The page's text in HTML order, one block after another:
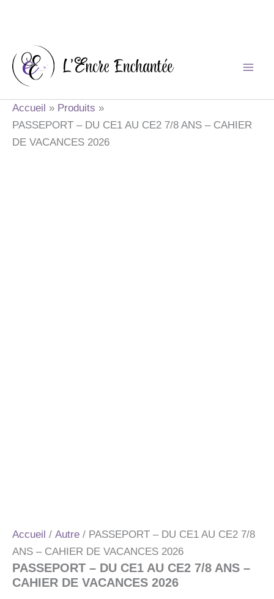
contenu
Accueil
Produits
PASSEPORT – DU CE1 AU CE2 7/8 ANS – CAHIER
DE VACANCES 2026
Accueil / Autre / PASSEPORT – DU CE1 AU CE2 7/8
ANS – CAHIER DE VACANCES 2026
PASSEPORT – DU CE1 AU CE2 7/8 ANS –
CAHIER DE VACANCES 2026